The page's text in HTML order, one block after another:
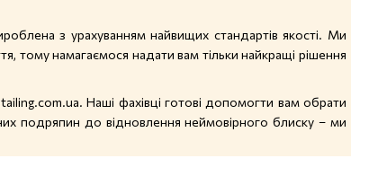
з урахуванням найвищих стандартів якості. Ми
тому намагаємося надати вам тільки найкращі рішення
Наші фахівці готові допомогти вам обрати
подряпин до відновлення неймовірного блиску – ми